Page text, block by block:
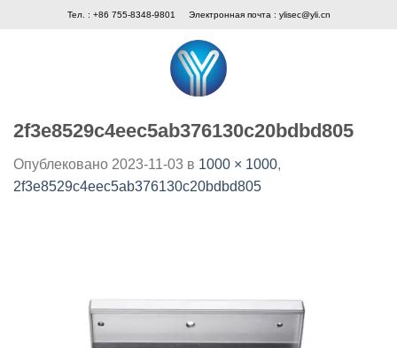
Тел. : +86 755-8348-9801 Электронная почта : ylisec@yli.cn
2f3e8529c4eec5ab376130c20bdbd805
Опублековано 2023-11-03 в 1000 × 1000,
2f3e8529c4eec5ab376130c20bdbd805